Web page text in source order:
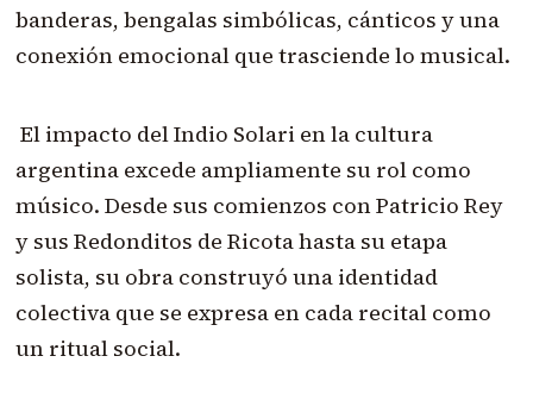
banderas, bengalas simbólicas, cánticos y una
conexión emocional que trasciende lo musical.
El impacto del Indio Solari en la cultura
argentina excede ampliamente su rol como
músico. Desde sus comienzos con Patricio Rey
y sus Redonditos de Ricota hasta su etapa
solista, su obra construyó una identidad
colectiva que se expresa en cada recital como
un ritual social.